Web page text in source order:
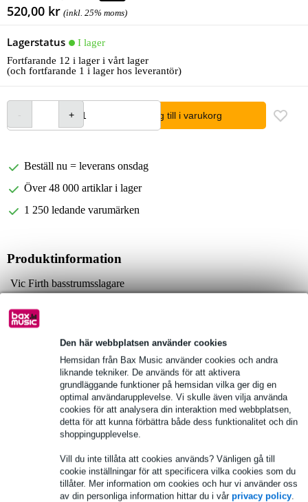
Den här webbplatsen använder cookies
Hemsidan från Bax Music använder cookies och andra
liknande tekniker. De används för att aktivera
grundläggande funktioner på hemsidan vilka ger dig en
optimal användarupplevelse. Vi skulle även vilja använda
cookies för att analysera din interaktion med webbplatsen,
detta för att kunna förbättra både dess funktionalitet och din
shoppingupplevelse.
Vill du inte tillåta att cookies används? Vänligen gå till
cookie inställningar för att specificera vilka cookies som du
tillåter. Mer information om cookies och hur vi använder oss
av din personliga information hittar du i vår privacy policy.
520,00 kr (inkl. 25% moms)
Lagerstatus
I lager
Fortfarande 12 i lager i vårt lager
(och fortfarande 1 i lager hos leverantör)
lägg till i varukorg
Beställ nu = leverans onsdag
Över 48 000 artiklar i lager
1 250 ledande varumärken
Produktinformation
Vic Firth basstrumsslagare
material: filt med fleece
Fullständiga specifikationer
Se även (3)